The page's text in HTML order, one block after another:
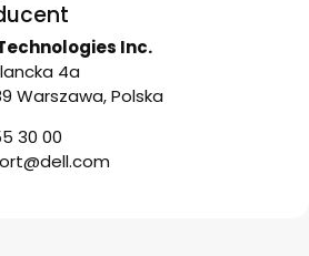
Inc.
4a
Warszawa, Polska
30 00